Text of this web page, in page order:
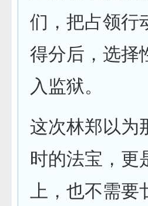
们，把占领行
得分后，选择
入监狱。
这次林郑以为
时的法宝，更
上，也不需